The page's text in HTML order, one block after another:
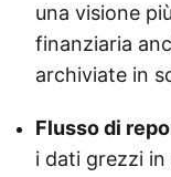
una visione
finanziaria
archiviate in
Flusso di
i dati grezzi